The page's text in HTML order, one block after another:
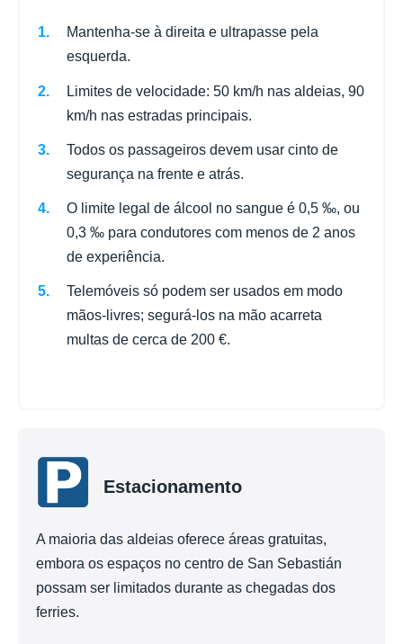
Mantenha-se à direita e ultrapasse pela
esquerda.
Limites de velocidade: 50 km/h nas aldeias, 90
km/h nas estradas principais.
Todos os passageiros devem usar cinto de
segurança na frente e atrás.
O limite legal de álcool no sangue é 0,5 ‰, ou
0,3 ‰ para condutores com menos de 2 anos
de experiência.
Telemóveis só podem ser usados em modo
mãos-livres; segurá-los na mão acarreta
multas de cerca de 200 €.
Estacionamento
A maioria das aldeias oferece áreas gratuitas,
embora os espaços no centro de San Sebastián
possam ser limitados durante as chegadas dos
ferries.